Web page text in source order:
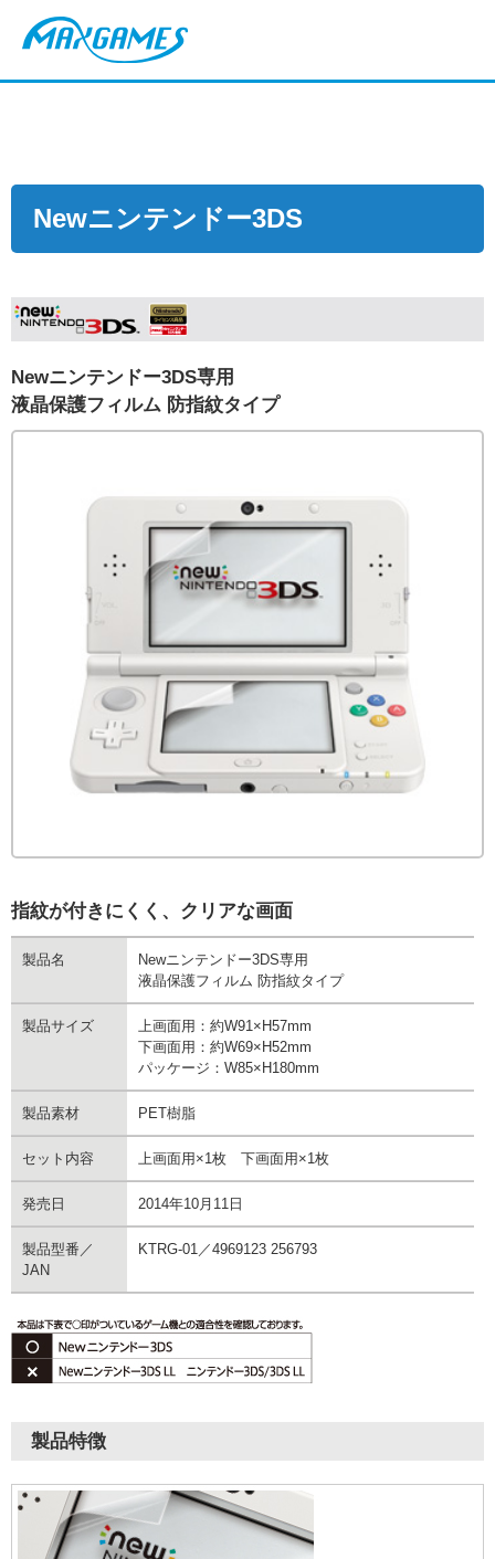
Newニンテンドー3DS
Newニンテンドー3DS専用
液晶保護フィルム 防指紋タイプ
指紋が付きにくく、クリアな画面
製品名
Newニンテンドー3DS専用
液晶保護フィルム 防指紋タイプ
製品サイズ
上画面用：約W91×H57mm
下画面用：約W69×H52mm
パッケージ：W85×H180mm
製品素材 PET樹脂
セット内容 上画面用×1枚 下画面用×1枚
発売日 2014年10月11日
製品型番／
JAN
KTRG-01／4969123 256793
製品特徴